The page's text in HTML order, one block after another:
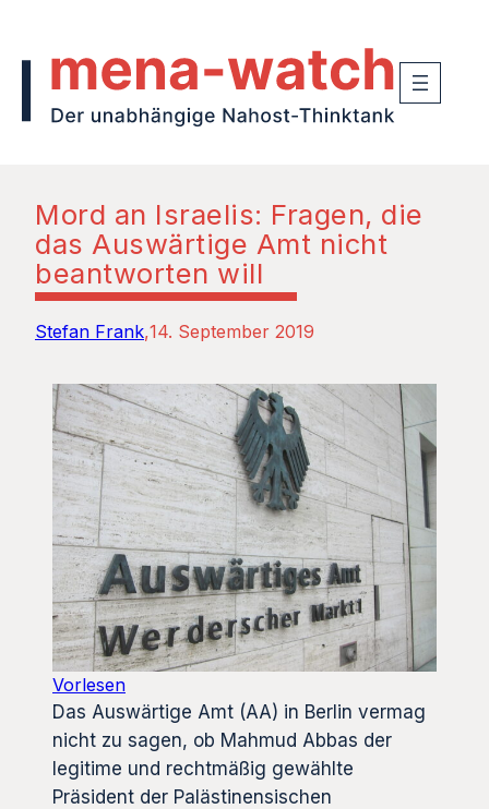
Mord an Israelis: Fragen, die
das Auswärtige Amt nicht
beantworten will
Stefan Frank 14. September 2019
Vorlesen
Das Auswärtige Amt (AA) in Berlin vermag
nicht zu sagen, ob Mahmud Abbas der
legitime und rechtmäßig gewählte
Präsident der Palästinensischen